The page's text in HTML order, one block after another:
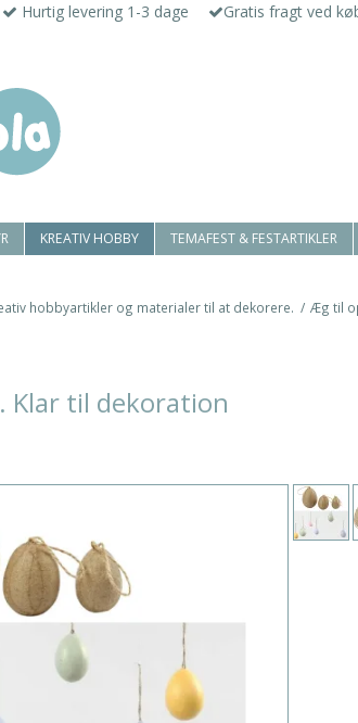
Hurtig levering 1-3 dage Gratis fragt ved
KREATIV HOBBY TEMAFEST & FESTARTIKLER
hobbyartikler og materialer til at dekorere. / Æg til
til dekoration